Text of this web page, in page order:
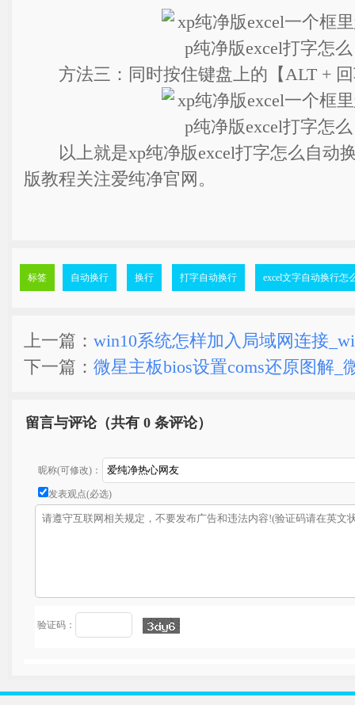
方法三：同时按住键盘上的【ALT + 回
以上就是xp纯净版excel打字怎么自动
版教程关注爱纯净官网。
标签 自动换行 换行 打字自动换行 excel文字自动换行怎
上一篇： win10系统怎样加入局域网连接
下一篇： 微星主板bios设置coms还原图解
留言与评论（共有 0 条评论）
昵称(可修改)：
发表观点(必选)
验证码：